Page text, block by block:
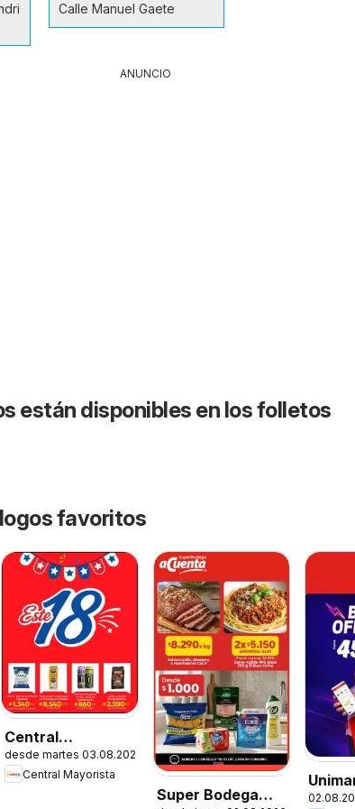
Calle Manuel Gaete
ANUNCIO
están disponibles en los folletos
favoritos
Central
Mayorista
Ofertas
desde martes 03.08.2026
Central Mayorista
Super Bodega